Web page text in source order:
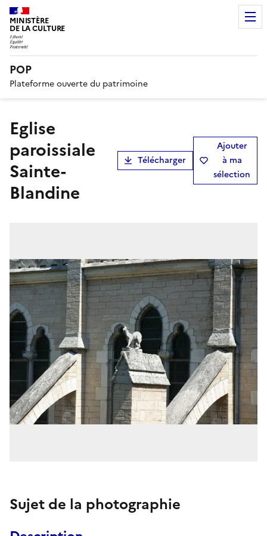
MINISTÈRE
DE LA CULTURE
POP
Plateforme ouverte du patrimoine
Eglise
paroissiale
Sainte-
Blandine
Télécharger
Ajouter
à ma
sélection
Sujet de la photographie